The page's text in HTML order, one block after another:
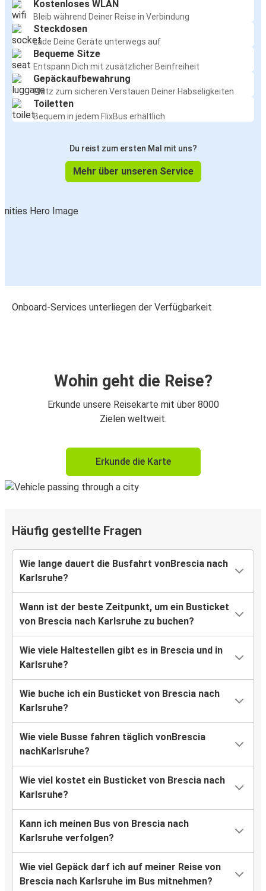
Kostenloses WLAN
Bleib während Deiner Reise in Verbindung
Steckdosen
Lade Deine Geräte unterwegs auf
Bequeme Sitze
Entspann Dich mit zusätzlicher Beinfreiheit
Gepäckaufbewahrung
Platz zum sicheren Verstauen Deiner Habseligkeiten
Toiletten
Bequem in jedem FlixBus erhältlich
Du reist zum ersten Mal mit uns?
Mehr über unseren Service
Onboard-Services unterliegen der Verfügbarkeit
Wohin geht die Reise?
Erkunde unsere Reisekarte mit über 8000
Zielen weltweit.
Erkunde die Karte
Häufig gestellte Fragen
Wie lange dauert die Busfahrt vonBrescia nach
Karlsruhe?
Wann ist der beste Zeitpunkt, um ein Busticket
von Brescia nach Karlsruhe zu buchen?
Wie viele Haltestellen gibt es in Brescia und in
Karlsruhe?
Wie buche ich ein Busticket von Brescia nach
Karlsruhe?
Wie viele Busse fahren täglich vonBrescia
nachKarlsruhe?
Wie viel kostet ein Busticket von Brescia nach
Karlsruhe?
Kann ich meinen Bus von Brescia nach
Karlsruhe verfolgen?
Wie viel Gepäck darf ich auf meiner Reise von
Brescia nach Karlsruhe im Bus mitnehmen?